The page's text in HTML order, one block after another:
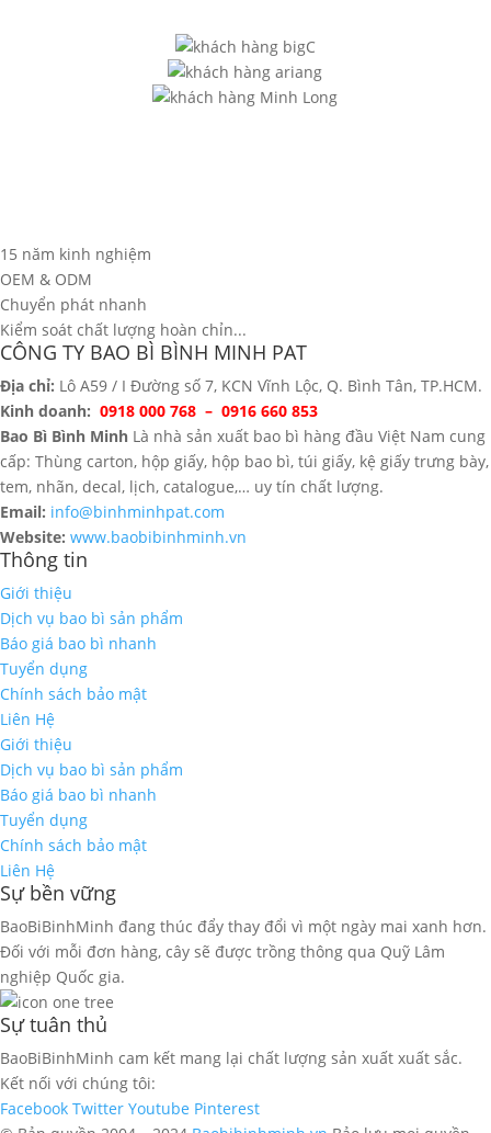
15 năm kinh nghiệm
OEM & ODM
Chuyển phát nhanh
Kiểm soát chất lượng hoàn chỉn...
CÔNG TY BAO BÌ BÌNH MINH PAT
Địa chỉ: Lô A59 / I Đường số 7, KCN Vĩnh Lộc, Q. Bình Tân, TP.HCM.
Kinh doanh: 0918 000 768 – 0916 660 853
Bao Bì Bình Minh Là nhà sản xuất bao bì hàng đầu Việt Nam cung
cấp: Thùng carton, hộp giấy, hộp bao bì, túi giấy, kệ giấy trưng bày,
tem, nhãn, decal, lịch, catalogue,… uy tín chất lượng.
Email: info@binhminhpat.com
Website: www.baobibinhminh.vn
Thông tin
Giới thiệu
Dịch vụ bao bì sản phẩm
Báo giá bao bì nhanh
Tuyển dụng
Chính sách bảo mật
Liên Hệ
Giới thiệu
Dịch vụ bao bì sản phẩm
Báo giá bao bì nhanh
Tuyển dụng
Chính sách bảo mật
Liên Hệ
Sự bền vững
BaoBiBinhMinh đang thúc đẩy thay đổi vì một ngày mai xanh hơn.
Đối với mỗi đơn hàng, cây sẽ được trồng thông qua Quỹ Lâm
nghiệp Quốc gia.
Sự tuân thủ
BaoBiBinhMinh cam kết mang lại chất lượng sản xuất xuất sắc.
Kết nối với chúng tôi:
Facebook Twitter Youtube Pinterest